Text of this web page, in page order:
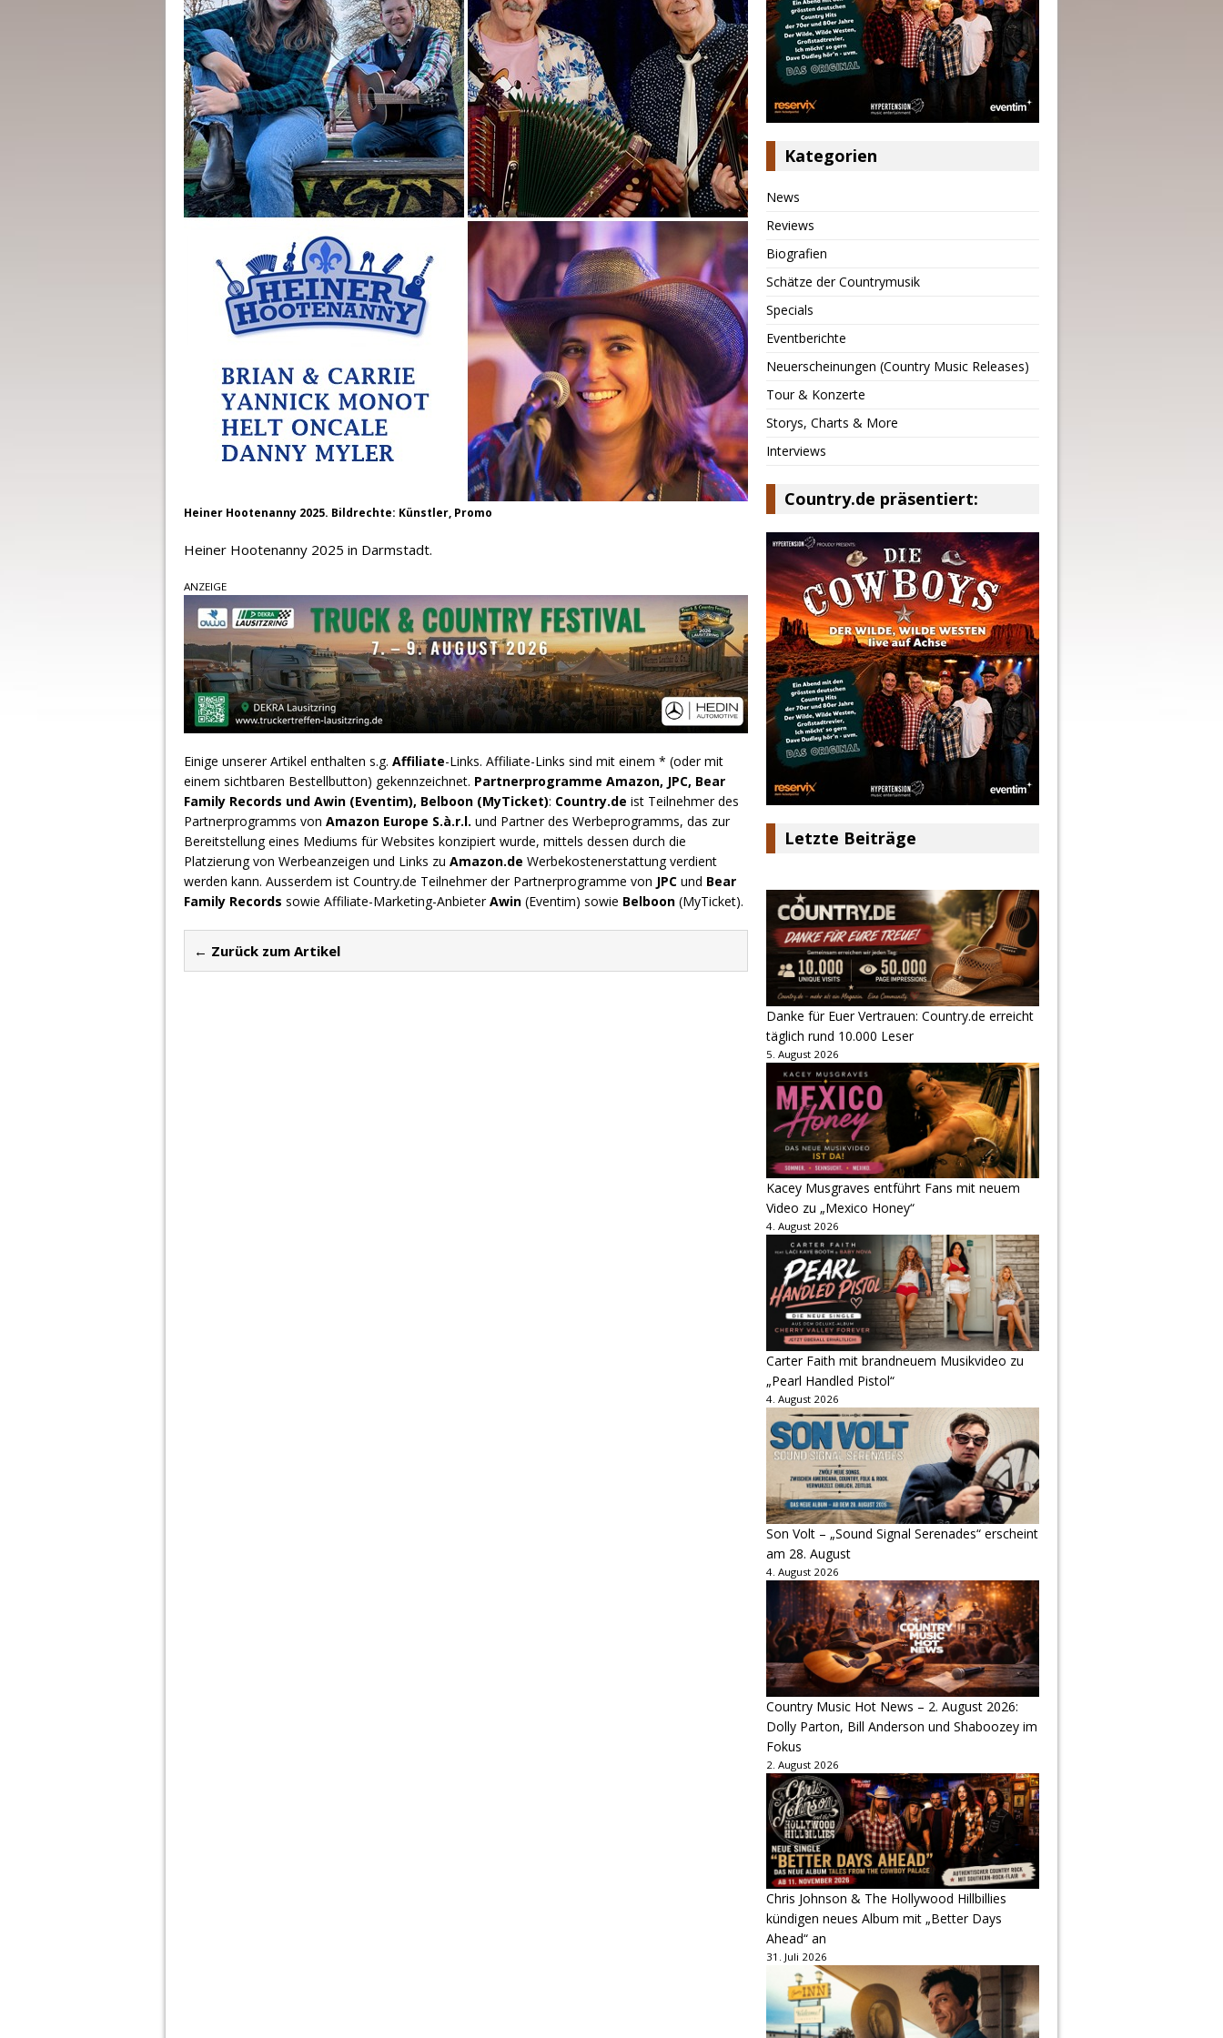
Heiner Hootenanny 2025. Bildrechte: Künstler, Promo
Heiner Hootenanny 2025 in Darmstadt.
ANZEIGE
Einige unserer Artikel enthalten s.g. Affiliate-Links. Affiliate-Links sind mit einem * (oder mit
einem sichtbaren Bestellbutton) gekennzeichnet. Partnerprogramme Amazon, JPC, Bear
Family Records und Awin (Eventim), Belboon (MyTicket): Country.de ist Teilnehmer des
Partnerprogramms von Amazon Europe S.à.r.l. und Partner des Werbeprogramms, das zur
Bereitstellung eines Mediums für Websites konzipiert wurde, mittels dessen durch die
Platzierung von Werbeanzeigen und Links zu Amazon.de Werbekostenerstattung verdient
werden kann. Ausserdem ist Country.de Teilnehmer der Partnerprogramme von JPC und Bear
Family Records sowie Affiliate-Marketing-AnbieterAwin (Eventim) sowie Belboon (MyTicket).
← Zurück zum Artikel
Kategorien
News
Reviews
Biografien
Schätze der Countrymusik
Specials
Eventberichte
Neuerscheinungen (Country Music Releases)
Tour & Konzerte
Storys, Charts & More
Interviews
Country.de präsentiert:
Letzte Beiträge
Danke für Euer Vertrauen: Country.de erreicht
täglich rund 10.000 Leser
5. August 2026
Kacey Musgraves entführt Fans mit neuem
Video zu „Mexico Honey“
4. August 2026
Carter Faith mit brandneuem Musikvideo zu
„Pearl Handled Pistol“
4. August 2026
Son Volt – „Sound Signal Serenades“ erscheint
am 28. August
4. August 2026
Country Music Hot News – 2. August 2026:
Dolly Parton, Bill Anderson und Shaboozey im
Fokus
2. August 2026
Chris Johnson & The Hollywood Hillbillies
kündigen neues Album mit „Better Days
Ahead“ an
31. Juli 2026